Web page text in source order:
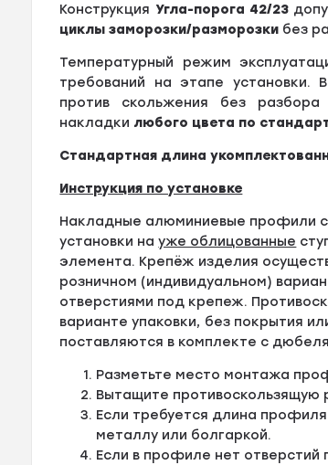
Конструкция Угла-порога 42/23
циклы заморозки/разморозки без
Температурный режим
требований на этапе установки.
против скольжения без разбора
накладки любого цвета по
Стандартная длина
Инструкция по установке
Накладные алюминиевые профили с
установки науже облицованные
элемента. Крепёж изделия
розничном (индивидуальном)
отверстиями под крепеж.
варианте упаковки, без покрытия
поставляются в комплекте с
Разметьте место монтажа
Вытащите противоскользящую
Если требуется длина
металлу или болгаркой.
Если в профиле нет